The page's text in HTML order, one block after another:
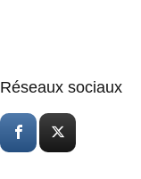
Réseaux sociaux